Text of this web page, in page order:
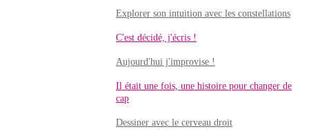
Explorer son intuition avec les constellations
C'est décidé, j'écris !
Aujourd'hui j'improvise !
Il était une fois, une histoire pour changer de
cap
Dessiner avec le cerveau droit